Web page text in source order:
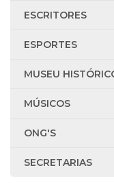
ESCRITORES
ESPORTES
MUSEU
MÚSICOS
ONG'S
SECRETARIAS